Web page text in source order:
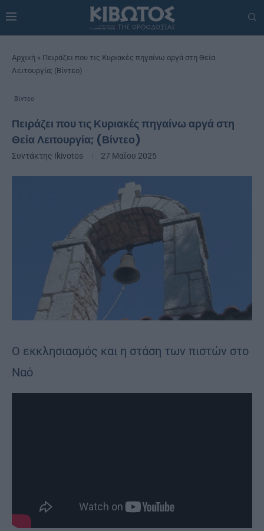
Αρχική » Πειράζει που τις Κυριακές πηγαίνω αργά στη Θεία
Λειτουργία; (Βίντεο)
Βίντεο
Πειράζει που τις Κυριακές πηγαίνω αργά στη
Θεία Λειτουργία; (Βίντεο)
Συντάκτης Ikivotos 27 Μαΐου 2025
Ο εκκλησιασμός και η στάση των πιστών στο
Ναό